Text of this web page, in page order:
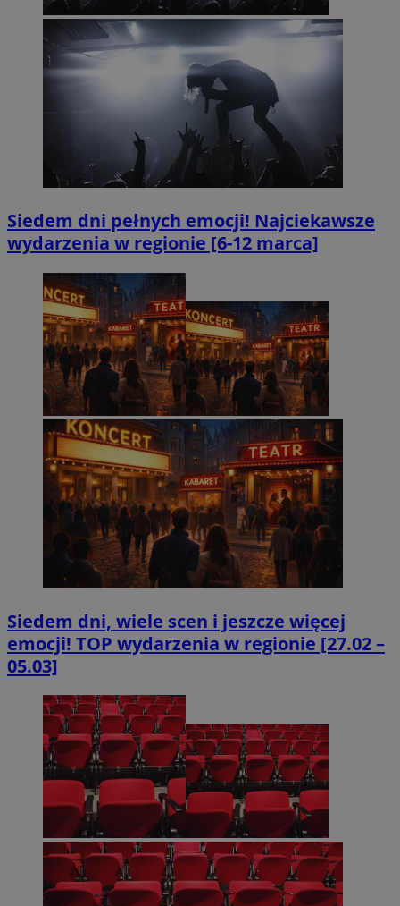
Siedem dni pełnych emocji! Najciekawsze
wydarzenia w regionie [6-12 marca]
Siedem dni, wiele scen i jeszcze więcej
emocji! TOP wydarzenia w regionie [27.02 –
05.03]